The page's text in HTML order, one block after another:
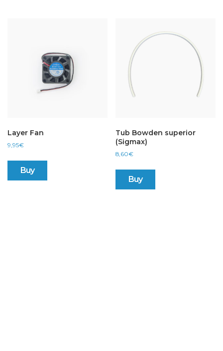
Layer Fan
9,95€
Buy
Tub Bowden superior
(Sigmax)
8,60€
Buy